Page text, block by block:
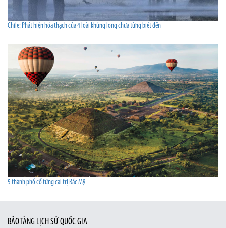
Chile: Phát hiện hóa thạch của 4 loài khủng long chưa từng biết đến
5 thành phố cổ từng cai trị Bắc Mỹ
BẢO TÀNG LỊCH SỬ QUỐC GIA